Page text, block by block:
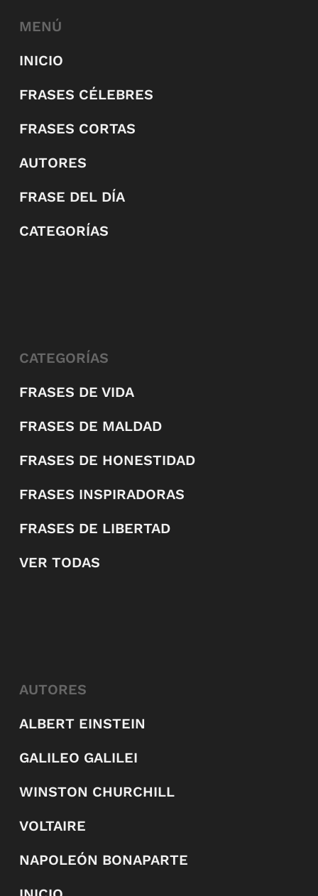
MENÚ
INICIO
FRASES CÉLEBRES
FRASES CORTAS
AUTORES
FRASE DEL DÍA
CATEGORÍAS
CATEGORÍAS
FRASES DE VIDA
FRASES DE MALDAD
FRASES DE HONESTIDAD
FRASES INSPIRADORAS
FRASES DE LIBERTAD
VER TODAS
AUTORES
ALBERT EINSTEIN
GALILEO GALILEI
WINSTON CHURCHILL
VOLTAIRE
NAPOLEÓN BONAPARTE